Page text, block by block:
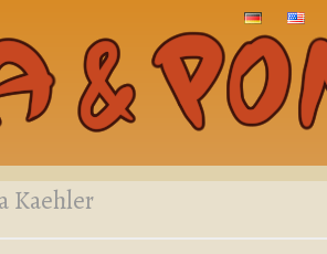
ZUM
INHALT
SPRINGEN
Kaehler